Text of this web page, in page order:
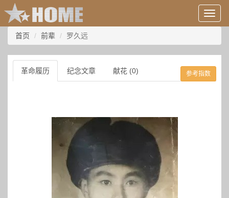
用
户
息/
登
录
等
首页 前辈 罗久远
革命履历 纪念文章 献花 (0) 参考指数